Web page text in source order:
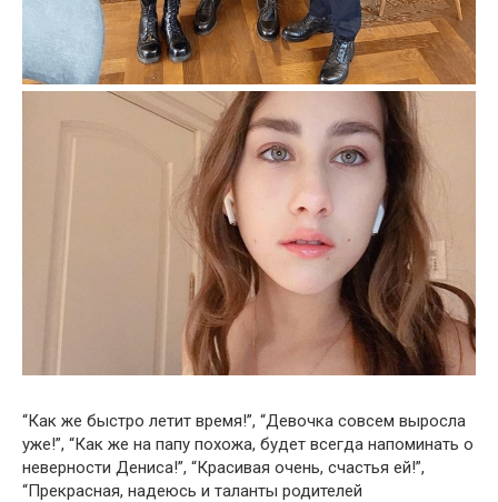
“Как же быстро летит время!”, “Девочка совсем выросла
уже!”, “Как же на папу похожа, будет всегда напоминать о
неверности Дениса!”, “Красивая очень, счастья ей!”,
“Прекрасная, надеюсь и таланты родителей